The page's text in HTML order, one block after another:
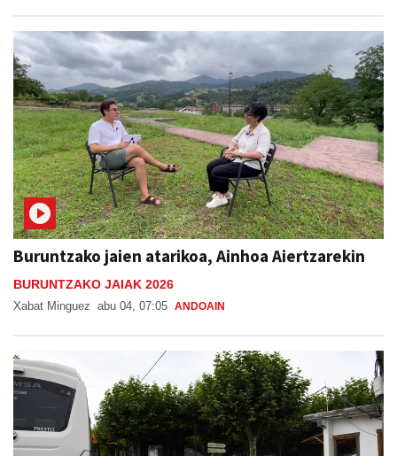
Buruntzako jaien atarikoa, Ainhoa Aiertzarekin
BURUNTZAKO JAIAK 2026
Xabat Minguez abu 04, 07:05 ANDOAIN